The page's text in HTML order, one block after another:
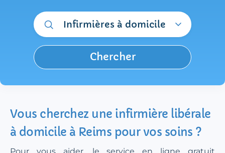
Infirmières à domicile
Chercher
Vous cherchez une infirmière libérale
à domicile à Reims pour vos soins ?